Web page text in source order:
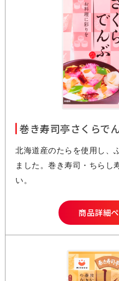
巻き寿司亭さくらで
北海道産のたらを使用し、
ました。巻き寿司・ちらし
い。
商品詳細